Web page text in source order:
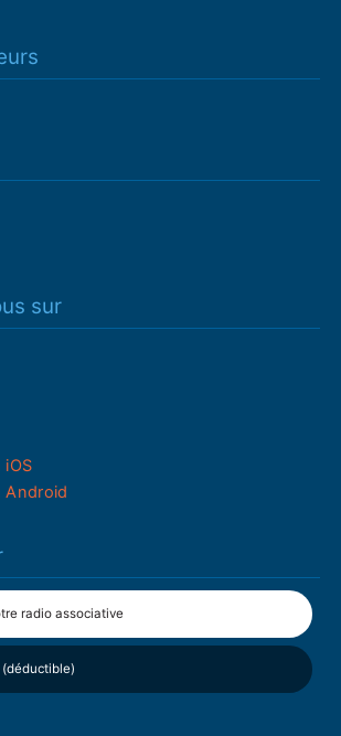
sur
iOS
Android
radio associative